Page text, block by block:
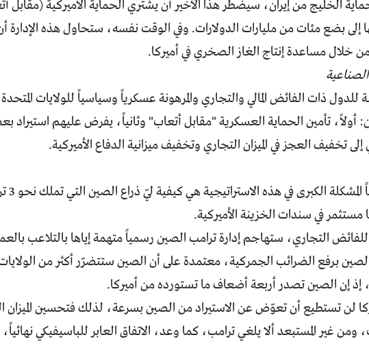
الخليج من إيران، سيضطر هذا الأخير أن يشتري الحماية الأميركية (مقابل
إلى بضع مئات من مليارات الدولارات. وفي الوقت نفسه، ستحاول هذه الإدارة
خلال مساعدة إنتاج الغاز الصخري في أميركا.
للدول ذات الفائض المالي والتجاري والمرهونة عسكرياً وسياسياً للولايات
تأمين الحماية العسكرية "مقابل أتعاب" وثانياً، يفرض عليهم استيراد
تخفيف العجز في الميزان التجاري وتخفيف ميزانية الدفاع الأميركية.
في سندات الخزينة الأميركية.
التجاري، ستهاجم إدارة ترامب الصين رسمياً متهمة إياها بالتلاعب
برفع الضرائب الجمركية، معتمدة على أن الصين ستتضرّر أكثر من
إذ إن الصين تصدر أربعة أضعاف ما تستورده من أميركا.
لن تستطيع أن تعوّض عن الاستيراد من الصين بسرعة، لذلك فتحسين الميزان
ومن غير المستبعد ألا يلغي ترامب، كما وعد، الاتفاق العابر للباسيفيكي